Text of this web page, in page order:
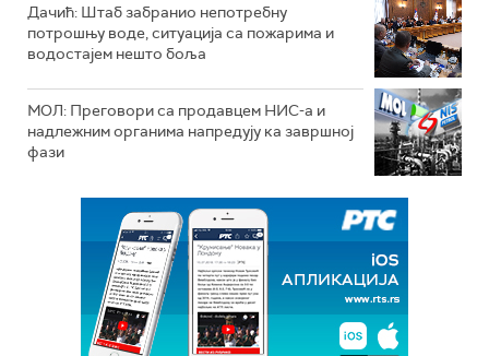
Дачић: Штаб забранио непотребну
потрошњу воде, ситуација са пожарима и
водостајем нешто боља
МОЛ: Преговори са продавцем НИС-а и
надлежним органима напредују ка завршној
фази